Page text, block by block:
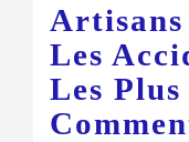
Artisans
Les
Les